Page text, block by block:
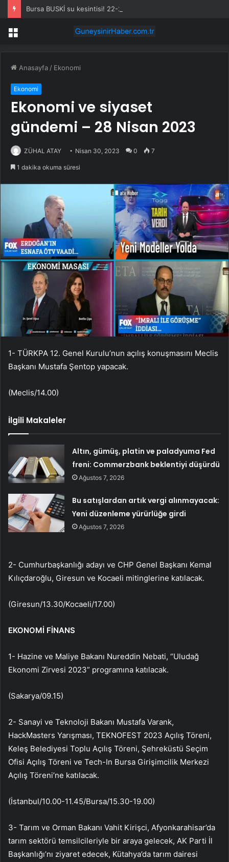
Menü
Anasayfa / Ekonomi
Ekonomi
Ekonomi ve siyaset
gündemi – 28 Nisan 2023
ZÜHAL ATAY Nisan 30, 2023 0 7
1 dakika okuma süresi
1- TÜRKPA 12. Genel Kurulu’nun açılış konuşmasını Meclis
Başkanı Mustafa Şentop yapacak.
(Meclis/14.00)
İlgili Makaleler
Altın, gümüş, platin ve paladyuma Fed
freni: Commerzbank beklentiyi düşürdü
Ağustos 7, 2026
Bu satışlardan artık vergi alınmayacak:
Yeni düzenleme yürürlüğe girdi
Ağustos 7, 2026
2- Cumhurbaşkanlığı adayı ve CHP Genel Başkanı Kemal
Kılıçdaroğlu, Giresun ve Kocaeli mitinglerine katılacak.
(Giresun/13.30/Kocaeli/17.00)
EKONOMİ FİNANS
1- Hazine ve Maliye Bakanı Nureddin Nebati, “Uludağ
Ekonomi Zirvesi 2023” programına katılacak.
(Sakarya/09.15)
2- Sanayi ve Teknoloji Bakanı Mustafa Varank,
HackMasters Yarışması, TEKNOFEST 2023 Açılış Töreni,
Keleş Belediyesi Toplu Açılış Töreni, Şehreküstü Seçim
Ofisi Açılış Töreni ve Tech-In Bursa Girişimcilik Merkezi
Açılış Töreni’ne katılacak.
(İstanbul/10.00-11.45/Bursa/15.30-19.00)
3- Tarım ve Orman Bakanı Vahit Kirişci, Afyonkarahisar’da
tarım sektörü temsilcileriyle bir araya gelecek, AK Parti İl
Başkanlığı’nı ziyaret edecek, Kütahya’da tarım dairesi